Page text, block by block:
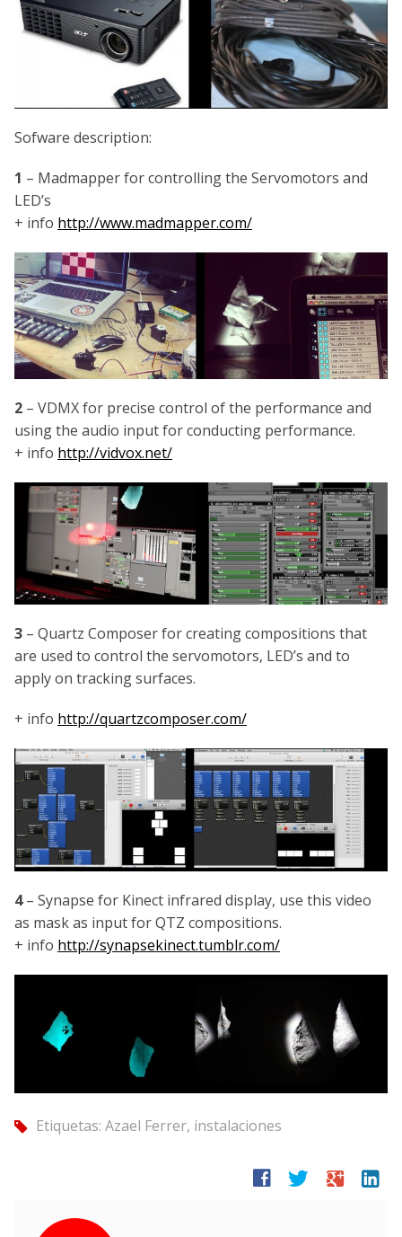
Sofware description:
1 – Madmapper for controlling the Servomotors and
LED’s
+ info http://www.madmapper.com/
2 – VDMX for precise control of the performance and
using the audio input for conducting performance.
+ info http://vidvox.net/
3 – Quartz Composer for creating compositions that
are used to control the servomotors, LED’s and to
apply on tracking surfaces.
+ info http://quartzcomposer.com/
4– Synapse for Kinect infrared display, use this video
as mask as input for QTZ compositions.
+ info http://synapsekinect.tumblr.com/
tag Etiquetas: Azael Ferrer, instalaciones
facebook twitter google linkedin